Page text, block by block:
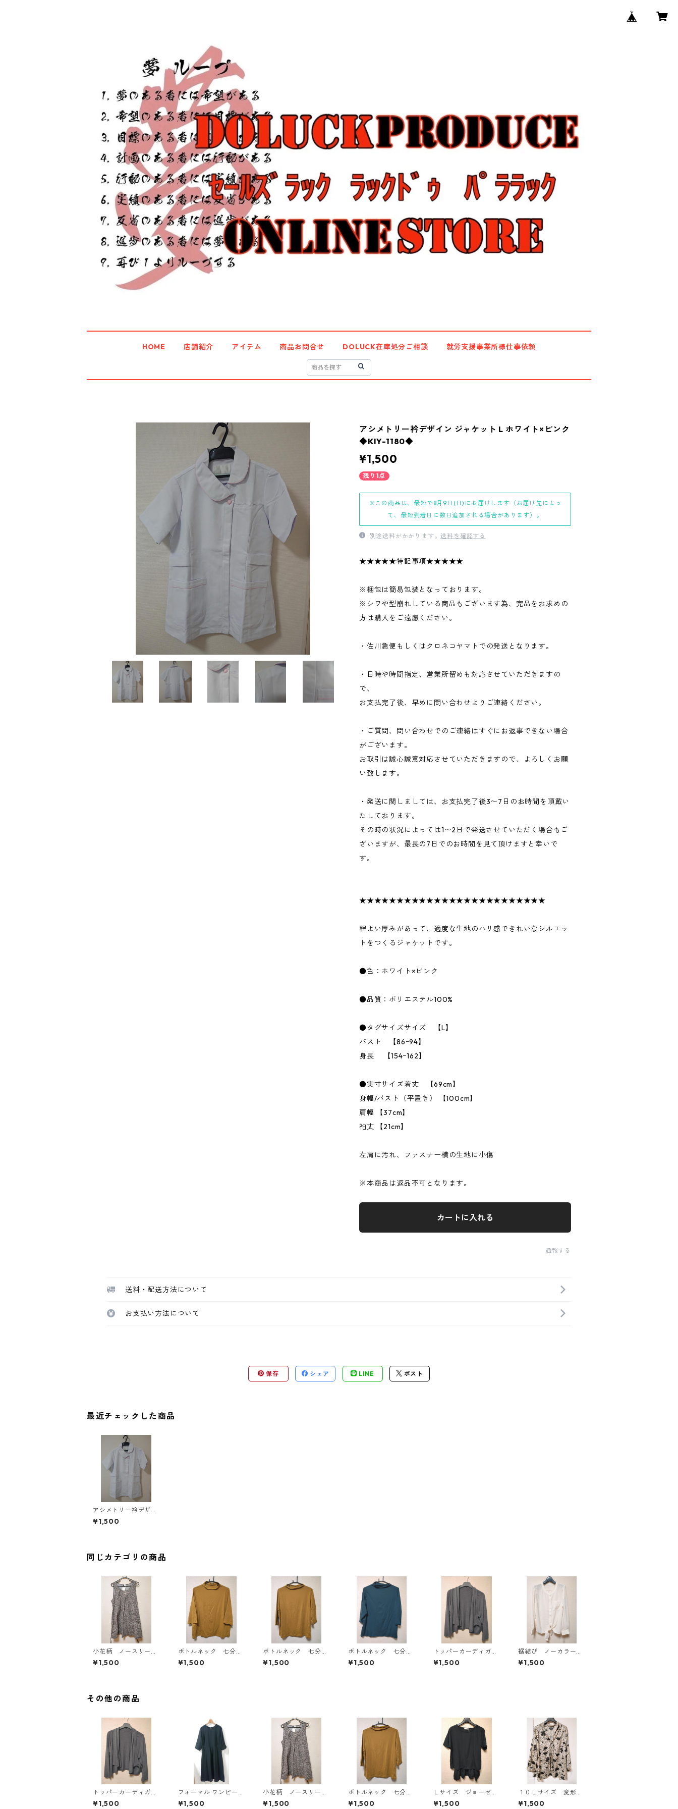
HOME 店舗紹介 アイテム 商品お問合せ DOLUCK在庫処分ご相談 就労支援事業所様仕事依頼
アシメトリー衿デザイン ジャケット L ホワイト×ピンク
◆KIY-1180◆
¥1,500
残り1点
※この商品は、最短で8月9日(日)にお届けします（お届け先によっ
て、最短到着日に数日追加される場合があります）。
別途送料がかかります。送料を確認する
★★★★★特記事項★★★★★
※梱包は簡易包装となっております。
※シワや型崩れしている商品もございます為、完品をお求めの
方は購入をご遠慮ください。
・佐川急便もしくはクロネコヤマトでの発送となります。
・日時や時間指定、営業所留めも対応させていただきますの
で、
お支払完了後、早めに問い合わせよりご連絡ください。
・ご質問、問い合わせでのご連絡はすぐにお返事できない場合
がございます。
お取引は誠心誠意対応させていただきますので、よろしくお願
い致します。
・発送に関しましては、お支払完了後3〜7日のお時間を頂戴い
たしております。
その時の状況によっては1〜2日で発送させていただく場合もご
ざいますが、最長の7日でのお時間を見て頂けますと幸いで
す。
★★★★★★★★★★★★★★★★★★★★★★★★★
程よい厚みがあって、適度な生地のハリ感できれいなシルエッ
トをつくるジャケットです。
●色：ホワイト×ピンク
●品質：ポリエステル100%
●タグサイズサイズ 【L】
バスト 【86ｰ94】
身長 【154ｰ162】
●実寸サイズ着丈 【69cm】
身幅/バスト（平置き） 【100cm】
肩幅 【37cm】
袖丈 【21cm】
左肩に汚れ、ファスナー横の生地に小傷
※本商品は返品不可となります。
カートに入れる
通報する
送料・配送方法について
お支払い方法について
保存 シェア LINE ポスト
最近チェックした商品
アシメトリー衿デザイ
ン ジャケット L ホワ
イト×ピンク ◆KIY-118
¥1,500
同じカテゴリの商品
小花柄 ノースリーブ
ワンピース ４Ｌ ブ
ラック KAE-4819
¥1,500
ボトルネック 七分袖
カットソー ４Ｌ マ
スタード KAE-4818
¥1,500
ボトルネック 七分袖
カットソー ４Ｌ マ
スタード KAE-4816
¥1,500
ボトルネック 七分袖
カットソー ４Ｌ テ
ィールグリーン KAE
¥1,500
トッパーカーディガ
ン ４Ｌ グレー K
AE-4814
¥1,500
裾結び ノーカラーブ
ラウス ３Ｌ アイボ
リー KAE-4813
¥1,500
その他の商品
トッパーカーディガ
ン ４Ｌ グレー K
AE-4814
¥1,500
フォーマル ワンピース
5L ブラック ◆KIY-13
00◆
¥1,500
小花柄 ノースリーブ
ワンピース ４Ｌ ブ
ラック KAE-4819
¥1,500
ボトルネック 七分袖
カットソー ４Ｌ マ
スタード KAE-4816
¥1,500
Ｌサイズ ジョーゼッ
ト レイヤード風プル
オーバー ブラック
¥1,500
１０Ｌサイズ 変形ド
ット 花柄 ボウタイ
ブラウス オフホワイ
¥1,500